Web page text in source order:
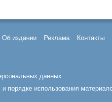
Об издании Реклама Контакты
данных
порядке использования